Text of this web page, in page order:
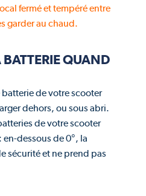
fermé et tempéré entre
garder au chaud.
BATTERIE QUAND
de votre scooter
dehors, ou sous abri.
de votre scooter
dessous de 0°, la
sécurité et ne prend pas